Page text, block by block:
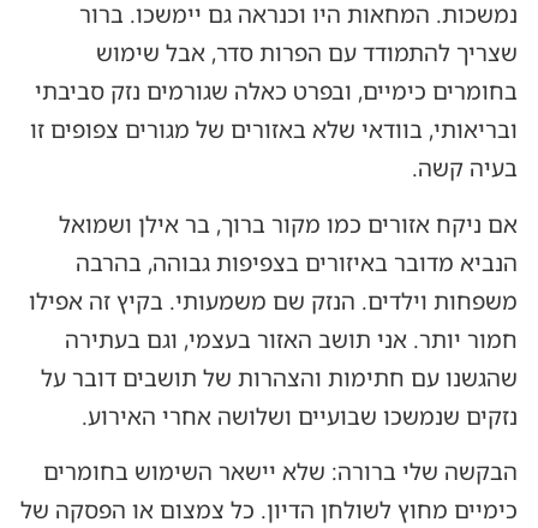
נמשכות. המחאות היו וכנראה גם יימשכו. ברור
שצריך להתמודד עם הפרות סדר, אבל שימוש
בחומרים כימיים, ובפרט כאלה שגורמים נזק סביבתי
ובריאותי, בוודאי שלא באזורים של מגורים צפופים זו
בעיה קשה.
אם ניקח אזורים כמו מקור ברוך, בר אילן ושמואל
הנביא מדובר באיזורים בצפיפות גבוהה, בהרבה
משפחות וילדים. הנזק שם משמעותי. בקיץ זה אפילו
חמור יותר. אני תושב האזור בעצמי, וגם בעתירה
שהגשנו עם חתימות והצהרות של תושבים דובר על
נזקים שנמשכו שבועיים ושלושה אחרי האירוע.
הבקשה שלי ברורה: שלא יישאר השימוש בחומרים
כימיים מחוץ לשולחן הדיון. כל צמצום או הפסקה של